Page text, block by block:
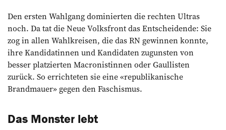
Den ersten Wahlgang dominierten die rechten Ultras
noch. Da tat die Neue Volksfront das Entscheidende: Sie
zog in allen Wahlkreisen, die das RN gewinnen konnte,
ihre Kandidatinnen und Kandidaten zugunsten von
besser platzierten Macronistinnen oder Gaullisten
zurück. So errichteten sie eine «republikanische
Brandmauer» gegen den Faschismus.
Das Monster lebt